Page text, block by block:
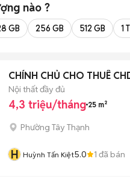
nào ?
GB 256 GB 512 GB 1
CHÍNH CHỦ CHO THUÊ
Nội thất đầy đủ
4,3 triệu/tháng 25 m²
Phường Tây Thạnh
H Huỳnh Tấn Kiệt5.0 1 đã bán